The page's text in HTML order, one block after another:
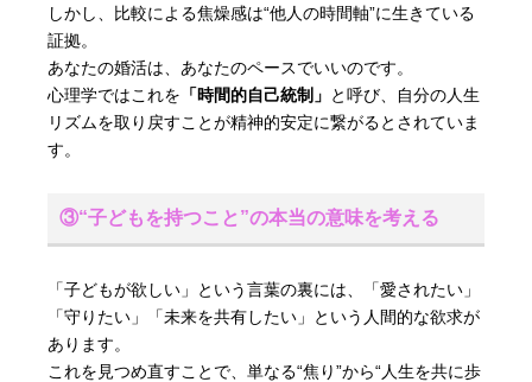
しかし、比較による焦燥感は“他人の時間軸”に生きている
証拠。
あなたの婚活は、あなたのペースでいいのです。
心理学ではこれを 「時間的自己統制」 と呼び、自分の人生
リズムを取り戻すことが精神的安定に繋がるとされていま
す。
③“子どもを持つこと”の本当の意味を考える
「子どもが欲しい」という言葉の裏には、「愛されたい」
「守りたい」「未来を共有したい」という人間的な欲求が
あります。
これを見つめ直すことで、単なる“焦り”から“人生を共に歩